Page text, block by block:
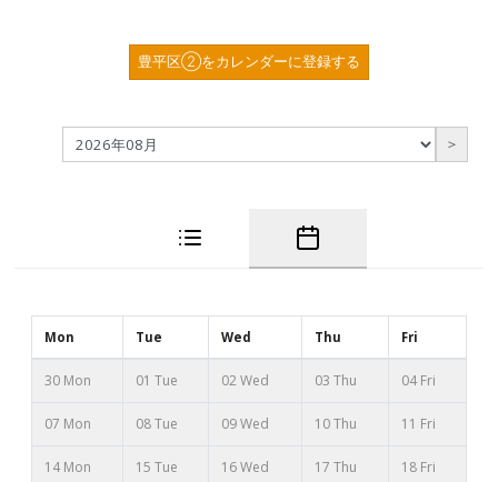
豊平区②をカレンダーに登録する
＞
Mon Tue Wed Thu Fri
30 Mon 01 Tue 02 Wed 03 Thu 04 Fri
07 Mon 08 Tue 09 Wed 10 Thu 11 Fri
14 Mon 15 Tue 16 Wed 17 Thu 18 Fri